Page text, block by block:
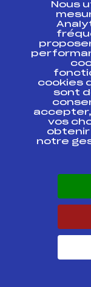
Recevez
En cliquant sur «
adresse email
promotionnelles
Nous
cookies
sont
vos
obtenir
notre